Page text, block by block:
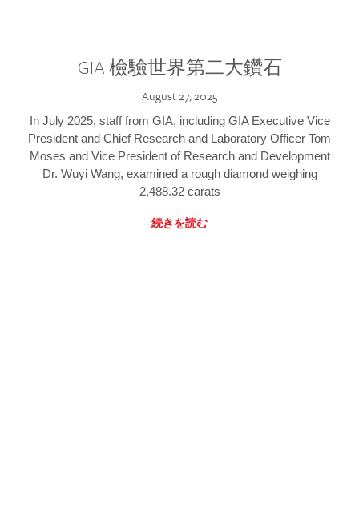
GIA 檢驗世界第二大鑽石
August 27, 2025
In July 2025, staff from GIA, including GIA Executive Vice
President and Chief Research and Laboratory Officer Tom
Moses and Vice President of Research and Development
Dr. Wuyi Wang, examined a rough diamond weighing
2,488.32 carats
続きを読む